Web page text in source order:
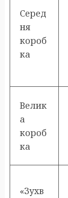
Серед
ня
короб
ка
Велик
а
короб
ка
«Зухв